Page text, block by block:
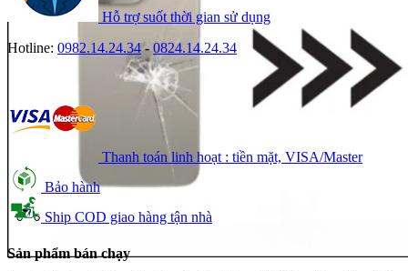
Hỗ trợ suốt thời gian sử dụng
Hotline: 0982.14.24.34-0824.14.24.34
Thanh toán linh hoạt : tiền mặt, VISA/Master
Bảo hành
Ship COD giao hàng tận nhà
Sản phẩm bán chạy